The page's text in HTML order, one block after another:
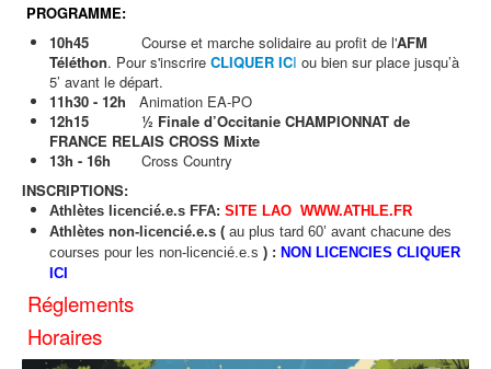
PROGRAMME:
10h45 Course et marche solidaire au profit de l'AFM
Téléthon. Pour s'inscrire CLIQUER ICI ou bien sur place jusqu’à
5’ avant le départ.
11h30 - 12h Animation EA-PO
12h15
½ Finale d’Occitanie CHAMPIONNAT de
FRANCE RELAIS CROSS Mixte
13h - 16h Cross Country
INSCRIPTIONS:
Athlètes licencié.e.s FFA: SITE LAO WWW.ATHLE.FR
Athlètes non-licencié.e.s ( au plus tard 60’ avant chacune des
courses pour les non-licencié. e.s ) : NON LICENCIES CLIQUER
ICI
Réglements
Horaires